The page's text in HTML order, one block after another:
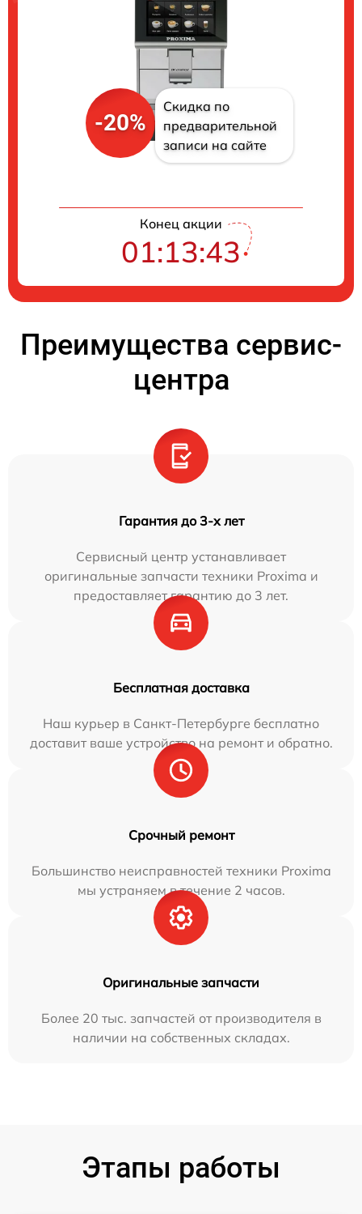
-20%
Скидка по
предварительной
записи на сайте
Конец акции
01:13:43
Преимущества сервис-
центра
Гарантия до 3-х лет
Сервисный центр устанавливает
оригинальные запчасти техники Proxima и
предоставляет гарантию до 3 лет.
Бесплатная доставка
Наш курьер в Санкт-Петербурге бесплатно
доставит ваше устройство на ремонт и обратно.
Срочный ремонт
Большинство неисправностей техники Proxima
мы устраняем в течение 2 часов.
Оригинальные запчасти
Более 20 тыс. запчастей от производителя в
наличии на собственных складах.
Этапы работы